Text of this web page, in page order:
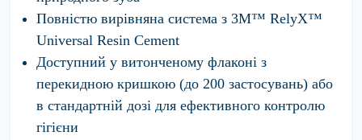
Повністю вирівняна система з 3M™ RelyX™
Universal Resin Cement
Доступний у витонченому флаконі з
перекидною кришкою (до 200 застосувань) або
в стандартній дозі для ефективного контролю
гігієни